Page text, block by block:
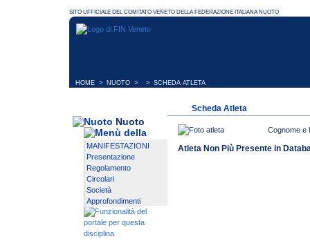
HOME > NUOTO > > SCHEDA ATLETA
Nuoto
MANIFESTAZIONI
Presentazione
Regolamento
Circolari
Società
Approfondimenti
Scheda Atleta
Cognome e
Atleta Non Più Presente in